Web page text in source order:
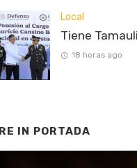
Local
Tiene
18 horas ago
IN PORTADA